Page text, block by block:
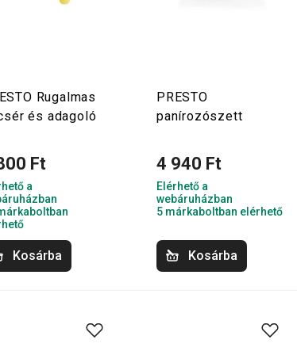
Rugalmas
és adagoló
Ft
a
Kosárba
PRESTO
panírozószett
4 940 Ft
Elérhető a
webáruházban
5 márkaboltban elérhető
Kosárba